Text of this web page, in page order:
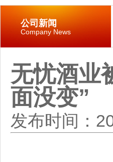
公司新闻
Company News
无忧酒业
面没变”
发布时间：